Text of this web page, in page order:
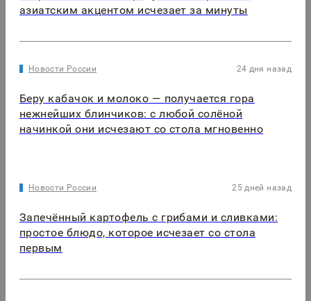
азиатским акцентом исчезает за минуты
Новости России 24 дня назад
Беру кабачок и молоко — получается гора
нежнейших блинчиков: с любой солёной
начинкой они исчезают со стола мгновенно
Новости России 25 дней назад
Запечённый картофель с грибами и сливками:
простое блюдо, которое исчезает со стола
первым